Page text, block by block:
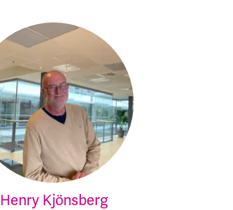
Henry Kjönsberg